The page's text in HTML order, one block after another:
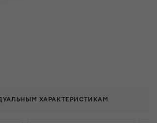
ХАРАКТЕРИСТИКАМ